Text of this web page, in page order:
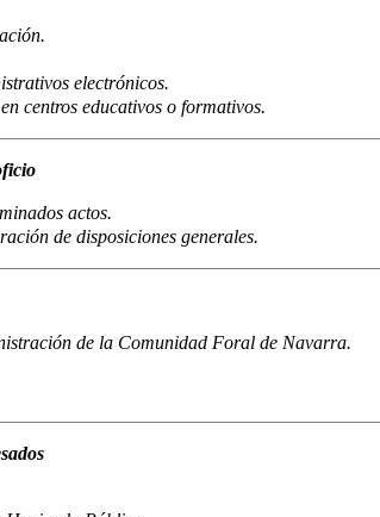
electrónicos.
centros educativos o formativos.
actos.
de disposiciones generales.
de la Comunidad Foral de Navarra.